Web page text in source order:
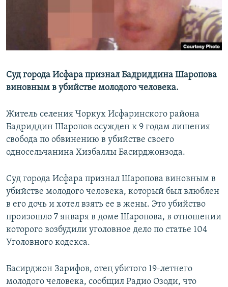
Суд города Исфара признал Бадриддина Шаропова
виновным в убийстве молодого человека.
Житель селения Чоркух Исфаринского района
Бадриддин Шаропов осужден к 9 годам лишения
свобода по обвинению в убийстве своего
односельчанина Хизбаллы Басирджонзода.
Суд города Исфара признал Шаропова виновным в
убийстве молодого человека, который был влюблен
в его дочь и хотел взять ее в жены. Это убийство
произошло 7 января в доме Шаропова, в отношении
которого возбудили уголовное дело по статье 104
Уголовного кодекса.
Басирджон Зарифов, отец убитого 19-летнего
молодого человека, сообщил Радио Озоди, что